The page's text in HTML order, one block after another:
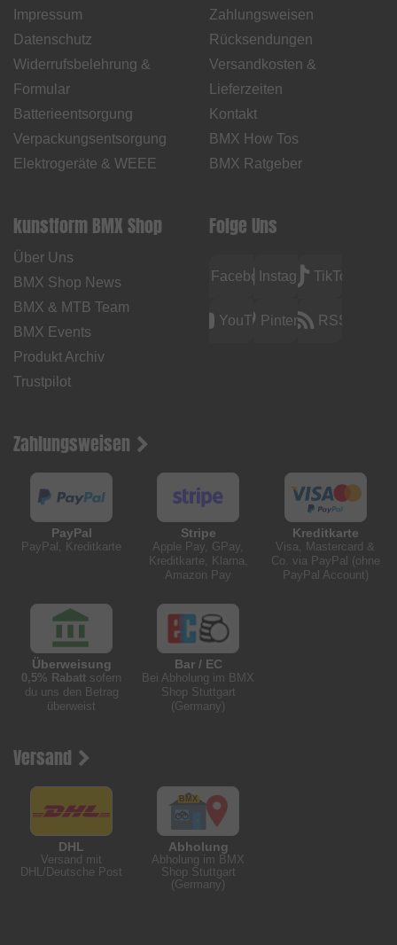
Impressum
Datenschutz
Widerrufsbelehrung &
Formular
Batterieentsorgung
Verpackungsentsorgung
Elektrogeräte & WEEE
Zahlungsweisen
Rücksendungen
Versandkosten &
Lieferzeiten
Kontakt
BMX How Tos
BMX Ratgeber
kunstform BMX Shop
Über Uns
BMX Shop News
BMX & MTB Team
BMX Events
Produkt Archiv
Trustpilot
Folge Uns
FacebookInstagramTikTok
YouTubePinterest RSS
Zahlungsweisen
PayPal
PayPal, Kreditkarte
Stripe
Apple Pay, GPay,
Kreditkarte, Klarna,
Amazon Pay
Kreditkarte
Visa, Mastercard &
Co. via PayPal (ohne
PayPal Account)
Überweisung
0,5% Rabatt sofern
du uns den Betrag
überweist
Bar / EC
Bei Abholung im BMX
Shop Stuttgart
(Germany)
Versand
DHL
Versand mit
DHL/Deutsche Post
Abholung
Abholung im BMX
Shop Stuttgart
(Germany)